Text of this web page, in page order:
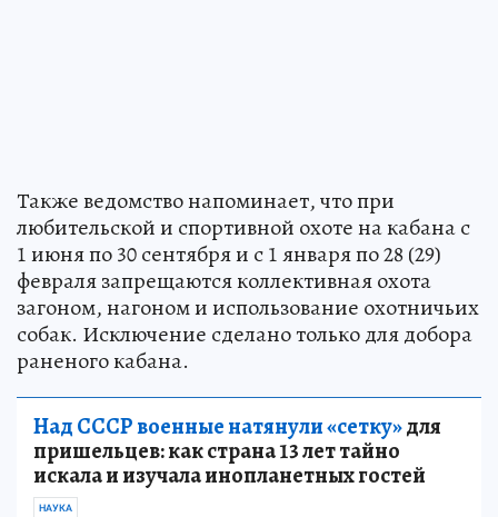
Также ведомство напоминает, что при
любительской и спортивной охоте на кабана с
1 июня по 30 сентября и с 1 января по 28 (29)
февраля запрещаются коллективная охота
загоном, нагоном и использование охотничьих
собак. Исключение сделано только для добора
раненого кабана.
Над СССР военные натянули «сетку»для
пришельцев: как страна 13 лет тайно
искала и изучала инопланетных гостей
НАУКА